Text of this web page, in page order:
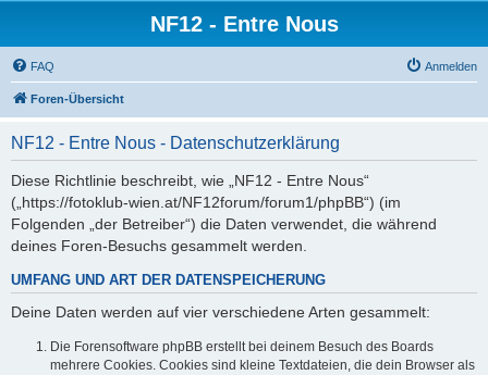
NF12 - Entre Nous
FAQ Anmelden
Foren-Übersicht
NF12 - Entre Nous - Datenschutzerklärung
Diese Richtlinie beschreibt, wie „NF12 - Entre Nous“
(„https://fotoklub-wien.at/NF12forum/forum1/phpBB“) (im
Folgenden „der Betreiber“) die Daten verwendet, die während
deines Foren-Besuchs gesammelt werden.
UMFANG UND ART DER DATENSPEICHERUNG
Deine Daten werden auf vier verschiedene Arten gesammelt:
Die Forensoftware phpBB erstellt bei deinem Besuch des Boards
mehrere Cookies. Cookies sind kleine Textdateien, die dein Browser als